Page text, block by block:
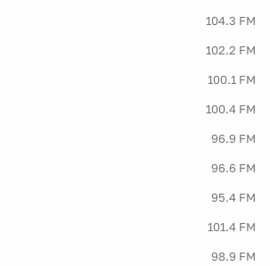
104.3 FM
102.2 FM
100.1 FM
100.4 FM
96.9 FM
96.6 FM
95.4 FM
101.4 FM
98.9 FM